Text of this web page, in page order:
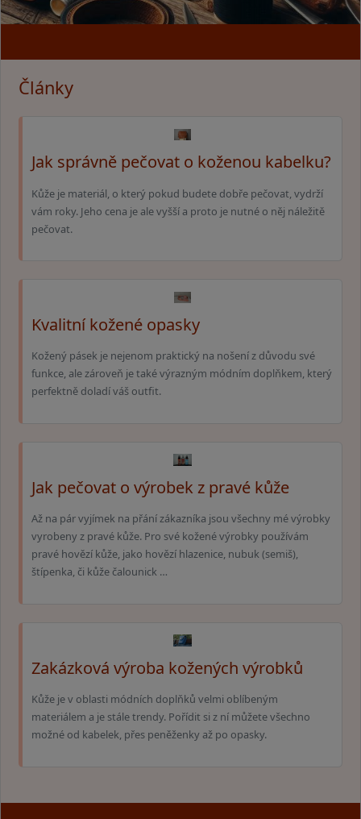
Články
Jak správně pečovat o koženou kabelku?
Kůže je materiál, o který pokud budete dobře pečovat, vydrží
vám roky. Jeho cena je ale vyšší a proto je nutné o něj náležitě
pečovat.
Kvalitní kožené opasky
Kožený pásek je nejenom praktický na nošení z důvodu své
funkce, ale zároveň je také výrazným módním doplňkem, který
perfektně doladí váš outfit.
Jak pečovat o výrobek z pravé kůže
Až na pár vyjímek na přání zákazníka jsou všechny mé výrobky
vyrobeny z pravé kůže. Pro své kožené výrobky používám
pravé hovězí kůže, jako hovězí hlazenice, nubuk (semiš),
štípenka, či kůže čalounick …
Zakázková výroba kožených výrobků
Kůže je v oblasti módních doplňků velmi oblíbeným
materiálem a je stále trendy. Pořídit si z ní můžete všechno
možné od kabelek, přes peněženky až po opasky.